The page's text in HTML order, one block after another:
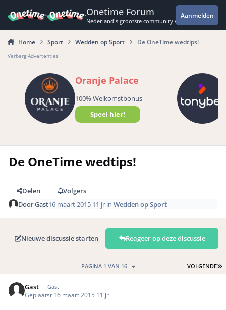
Onetime Forum
Nederland's grootste community voor de
Aanmelden
Home Sport Wedden op Sport De OneTime wedtips!
Verberg Advertenties
Oranje Palace
100% Welkomstbonus
Speel hier!
De OneTime wedtips!
Delen
Volgers
DoorGast16 maart 2015 11 jr inWedden op Sport
Nieuwe discussie starten Reageer op deze discussie
VOLGENDE
PAGINA 1 VAN 16
Gast Gast
Geplaatst 16 maart 2015 11 jr